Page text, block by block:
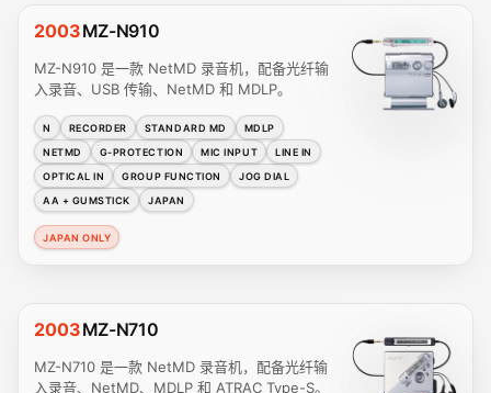
2003MZ-N910
MZ-N910 是一款 NetMD 录音机，配备光纤输
入录音、USB 传输、NetMD 和 MDLP。
N RECORDER STANDARD MD
MDLP
NETMD
G-PROTECTION MIC INPUT
LINE IN
OPTICAL IN
GROUP FUNCTION
JOG DIAL
AA + GUMSTICK
JAPAN
JAPAN ONLY
2003MZ-N710
MZ-N710 是一款 NetMD 录音机，配备光纤输
入录音、NetMD、MDLP 和 ATRAC Type-S。